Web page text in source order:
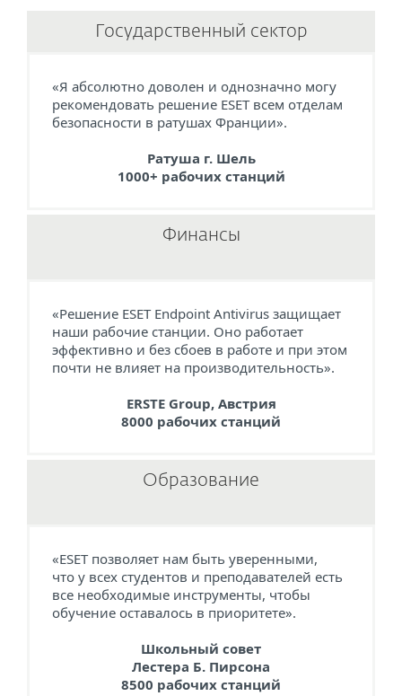
Государственный сектор
«Я абсолютно доволен и однозначно могу
рекомендовать решение ESET всем отделам
безопасности в ратушах Франции».
Ратуша г. Шель
1000+ рабочих станций
Финансы
«Решение ESET Endpoint Antivirus защищает
наши рабочие станции. Оно работает
эффективно и без сбоев в работе и при этом
почти не влияет на производительность».
ERSTE Group, Австрия
8000 рабочих станций
Образование
«ESET позволяет нам быть уверенными,
что у всех студентов и преподавателей есть
все необходимые инструменты, чтобы
обучение оставалось в приоритете».
Школьный совет
Лестера Б. Пирсона
8500 рабочих станций